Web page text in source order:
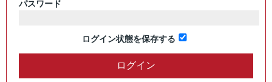
パスワード
ログイン状態を保存する